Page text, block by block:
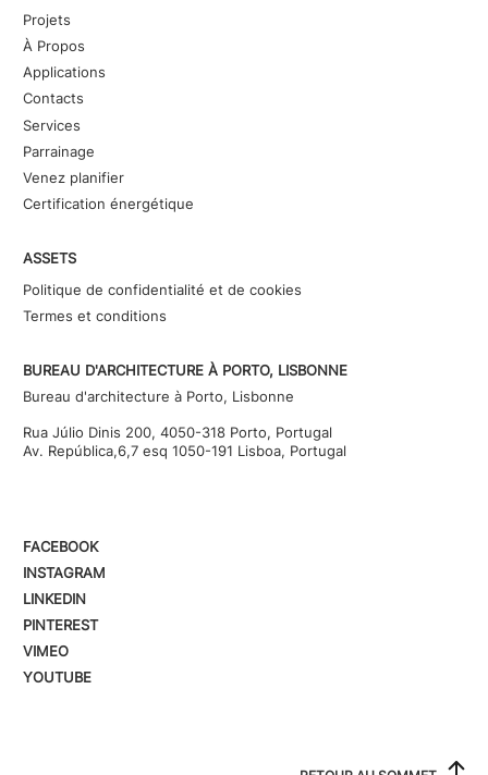
Projets
À Propos
Applications
Contacts
Services
Parrainage
Venez planifier
Certification énergétique
ASSETS
Politique de confidentialité et de cookies
Termes et conditions
BUREAU D'ARCHITECTURE À PORTO, LISBONNE
Bureau d'architecture à Porto, Lisbonne
Rua Júlio Dinis 200, 4050-318 Porto, Portugal
Av. República,6,7 esq 1050-191 Lisboa, Portugal
FACEBOOK
INSTAGRAM
LINKEDIN
PINTEREST
VIMEO
YOUTUBE